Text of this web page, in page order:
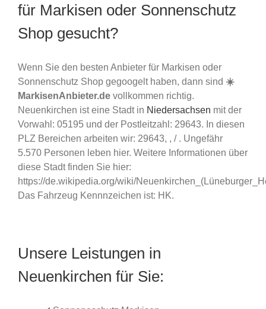
für Markisen oder Sonnenschutz
Shop gesucht?
Wenn Sie den besten Anbieter für Markisen oder
Sonnenschutz Shop gegoogelt haben, dann sind ☀️
MarkisenAnbieter.de vollkommen richtig.
Neuenkirchen ist eine Stadt in Niedersachsen mit der
Vorwahl: 05195 und der Postleitzahl: 29643. In diesen
PLZ Bereichen arbeiten wir: 29643, , / . Ungefähr
5.570 Personen leben hier. Weitere Informationen über
diese Stadt finden Sie hier:
https://de.wikipedia.org/wiki/
Das Fahrzeug Kennnzeichen ist: HK.
Unsere Leistungen in
Neuenkirchen für Sie: